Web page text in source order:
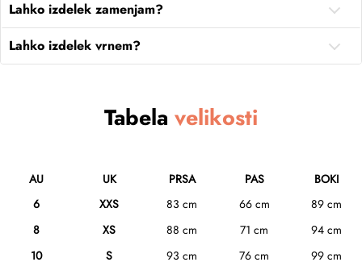
Lahko izdelek zamenjam?
Lahko izdelek vrnem?
Tabela velikosti
AU UK PRSA PAS
BOKI
6
XXS 83 cm 66 cm
89 cm
8
XS 88 cm 71 cm
94 cm
10
S 93 cm 76 cm
99 cm